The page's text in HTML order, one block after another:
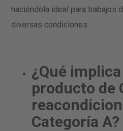
haciéndola ideal para trabajos
diversas condiciones.
¿Qué
producto de
Categoría A?